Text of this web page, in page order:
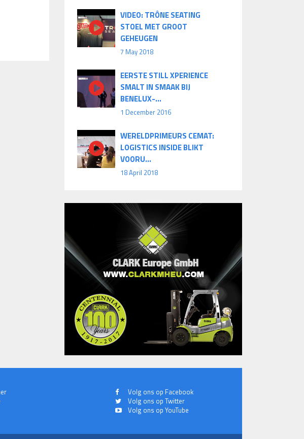
VIDEO: TRÔNE SEATING
STOEL MET GROOT
GEHEUGEN
7 May 2018
EERSTE STILL XPERIENCE
SMALT IN SMAAK BIJ
BENELUX-...
1 December 2016
WERELDPRIMEURS CEMAT:
LOGISTICS INSIDE BLIKT
VOORU...
18 April 2018
Volg ons op Facebook
Volg ons op Twitter
Volg ons op YouTube